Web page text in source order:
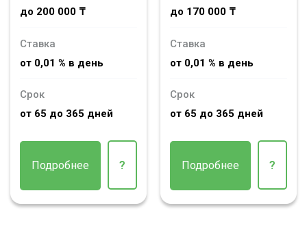
до 200 000 ₸
Ставка
от 0,01 % в день
Срок
от 65 до 365 дней
Подробнее ?
до 170 000 ₸
Ставка
от 0,01 % в день
Срок
от 65 до 365 дней
Подробнее ?